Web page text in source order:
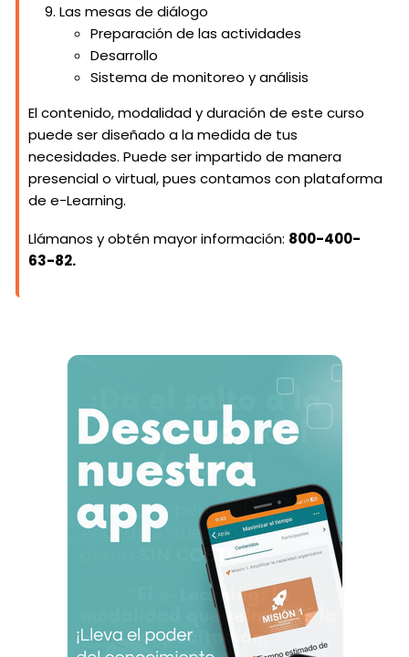
Las mesas de diálogo
Preparación de las actividades
Desarrollo
Sistema de monitoreo y análisis
El contenido, modalidad y duración de este curso
puede ser diseñado a la medida de tus
necesidades. Puede ser impartido de manera
presencial o virtual, pues contamos con plataforma
de e-Learning.
Llámanos y obtén mayor información: 800-400-
63-82.